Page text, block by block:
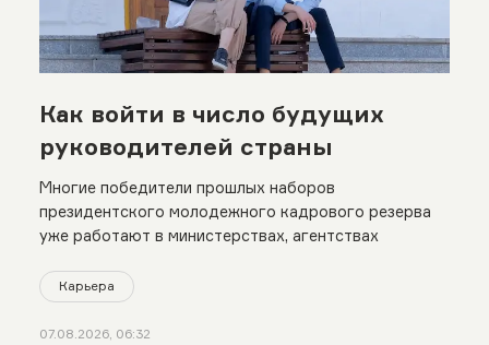
Как войти в число будущих
руководителей страны
Многие победители прошлых наборов
президентского молодежного кадрового резерва
уже работают в министерствах, агентствах
Карьера
07.08.2026, 06:32